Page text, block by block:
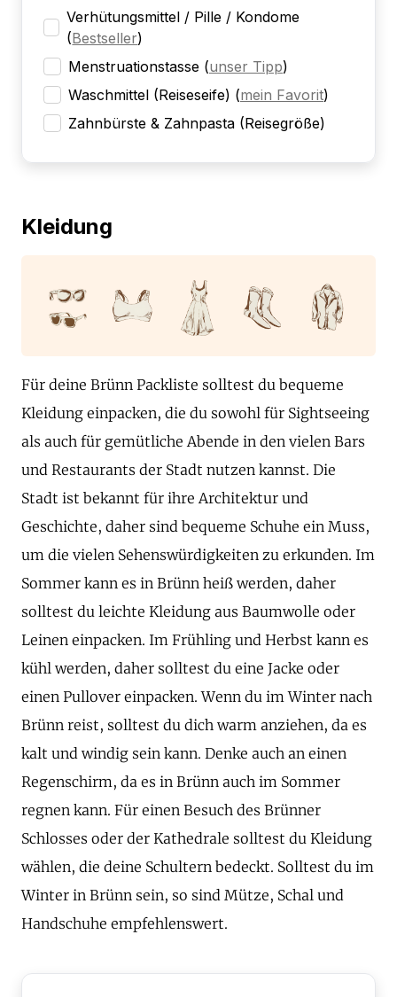
Verhütungsmittel / Pille / Kondome
(Bestseller)
Menstruationstasse (unser Tipp)
Waschmittel (Reiseseife) (mein Favorit)
Zahnbürste & Zahnpasta (Reisegröße)
Kleidung
Für deine Brünn Packliste solltest du bequeme
Kleidung einpacken, die du sowohl für Sightseeing
als auch für gemütliche Abende in den vielen Bars
und Restaurants der Stadt nutzen kannst. Die
Stadt ist bekannt für ihre Architektur und
Geschichte, daher sind bequeme Schuhe ein Muss,
um die vielen Sehenswürdigkeiten zu erkunden. Im
Sommer kann es in Brünn heiß werden, daher
solltest du leichte Kleidung aus Baumwolle oder
Leinen einpacken. Im Frühling und Herbst kann es
kühl werden, daher solltest du eine Jacke oder
einen Pullover einpacken. Wenn du im Winter nach
Brünn reist, solltest du dich warm anziehen, da es
kalt und windig sein kann. Denke auch an einen
Regenschirm, da es in Brünn auch im Sommer
regnen kann. Für einen Besuch des Brünner
Schlosses oder der Kathedrale solltest du Kleidung
wählen, die deine Schultern bedeckt. Solltest du im
Winter in Brünn sein, so sind Mütze, Schal und
Handschuhe empfehlenswert.